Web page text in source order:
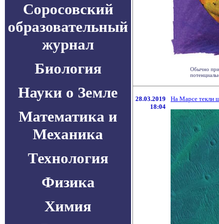
Соросовский
образовательный
журнал
Биология
Науки о Земле
Математика и
Механика
Технология
Физика
Химия
Обычно при
28.03.2019
18:04
На Марсе текли